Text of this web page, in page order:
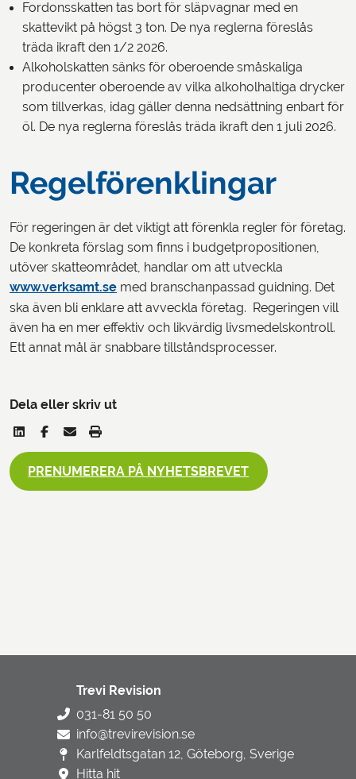
Fordonsskatten tas bort för släpvagnar med en
skattevikt på högst 3 ton. De nya reglerna föreslås
träda ikraft den 1/2 2026.
Alkoholskatten sänks för oberoende småskaliga
producenter oberoende av vilka alkoholhaltiga drycker
som tillverkas, idag gäller denna nedsättning enbart för
öl. De nya reglerna föreslås träda ikraft den 1 juli 2026.
Regelförenklingar
För regeringen är det viktigt att förenkla regler för företag.
De konkreta förslag som finns i budgetpropositionen,
utöver skatteområdet, handlar om att utveckla
www.verksamt.se med branschanpassad guidning. Det
ska även bli enklare att avveckla företag. Regeringen vill
även ha en mer effektiv och likvärdig livsmedelskontroll.
Ett annat mål är snabbare tillståndsprocesser.
Dela eller skriv ut
PRENUMERERA PÅ NYHETSBREVET
Trevi Revision
031-81 50 50
info@trevirevision.se
Karlfeldtsgatan 12, Göteborg, Sverige
Hitta hit